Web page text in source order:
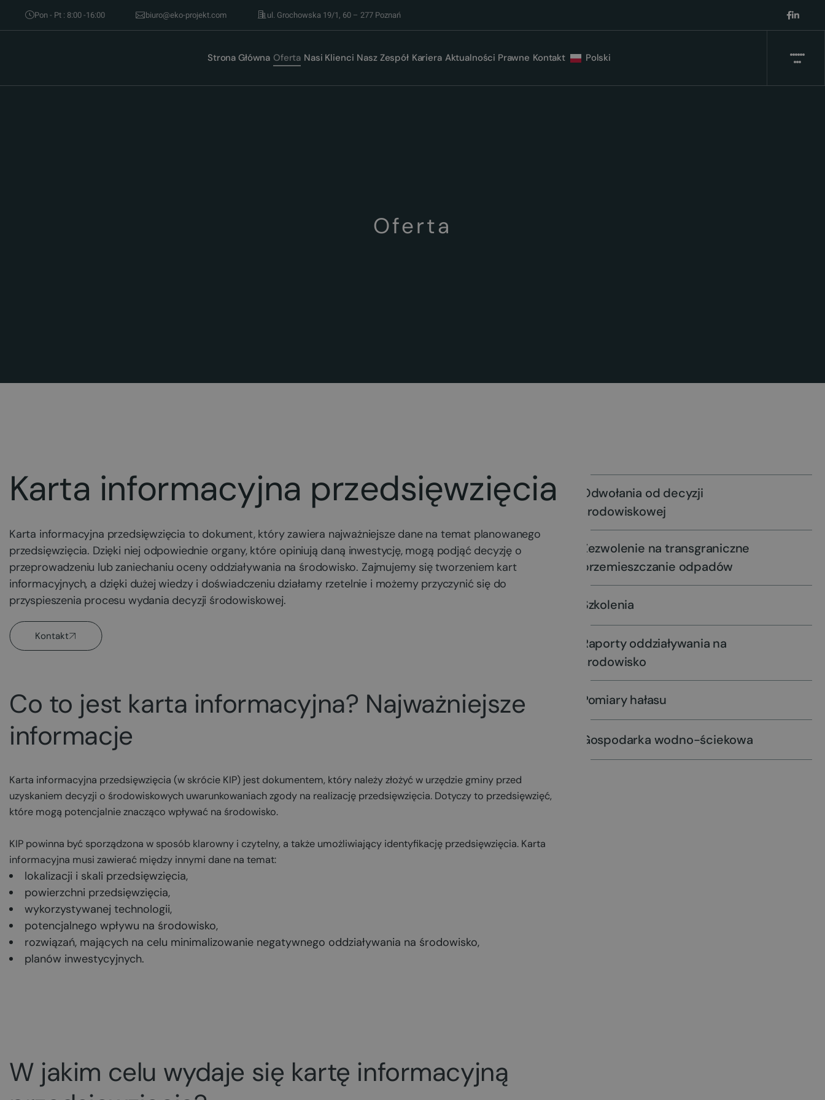
Pon - Pt : 8:00 -16:00 biuro@eko-projekt.com ul. Grochowska 19/1, 60 – 277 Poznań
Strona Główna Oferta Nasi Klienci Nasz Zespół Kariera Aktualności Prawne Kontakt Polski
Oferta
Karta informacyjna przedsięwzięcia
Karta informacyjna przedsięwzięcia to dokument, który zawiera najważniejsze dane na temat planowanego
przedsięwzięcia. Dzięki niej odpowiednie organy, które opiniują daną inwestycję, mogą podjąć decyzję o
przeprowadzeniu lub zaniechaniu oceny oddziaływania na środowisko. Zajmujemy się tworzeniem kart
informacyjnych, a dzięki dużej wiedzy i doświadczeniu działamy rzetelnie i możemy przyczynić się do
przyspieszenia procesu wydania decyzji środowiskowej.
Kontakt
Co to jest karta informacyjna? Najważniejsze
informacje
Karta informacyjna przedsięwzięcia (w skrócie KIP) jest dokumentem, który należy złożyć w urzędzie gminy przed
uzyskaniem decyzji o środowiskowych uwarunkowaniach zgody na realizację przedsięwzięcia. Dotyczy to przedsięwzięć,
które mogą potencjalnie znacząco wpływać na środowisko.
KIP powinna być sporządzona w sposób klarowny i czytelny, a także umożliwiający identyfikację przedsięwzięcia. Karta
informacyjna musi zawierać między innymi dane na temat:
lokalizacji i skali przedsięwzięcia,
powierzchni przedsięwzięcia,
wykorzystywanej technologii,
potencjalnego wpływu na środowisko,
rozwiązań, mających na celu minimalizowanie negatywnego oddziaływania na środowisko,
planów inwestycyjnych.
W jakim celu wydaje się kartę informacyjną
Odwołania od decyzji
środowiskowej
Zezwolenie na transgraniczne
przemieszczanie odpadów
Szkolenia
Raporty oddziaływania na
środowisko
Pomiary hałasu
Gospodarka wodno-ściekowa